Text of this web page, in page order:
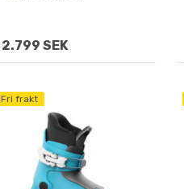
2.799 SEK
Fri frakt